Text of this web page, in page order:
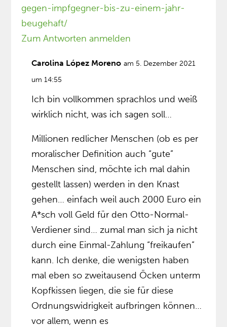
gegen-impfgegner-bis-zu-einem-jahr-
beugehaft/
Zum Antworten anmelden
Carolina López Moreno am 5. Dezember 2021
um 14:55
Ich bin vollkommen sprachlos und weiß
wirklich nicht, was ich sagen soll…
Millionen redlicher Menschen (ob es per
moralischer Definition auch “gute”
Menschen sind, möchte ich mal dahin
gestellt lassen) werden in den Knast
gehen… einfach weil auch 2000 Euro ein
A*sch voll Geld für den Otto-Normal-
Verdiener sind… zumal man sich ja nicht
durch eine Einmal-Zahlung “freikaufen”
kann. Ich denke, die wenigsten haben
mal eben so zweitausend Öcken unterm
Kopfkissen liegen, die sie für diese
Ordnungswidrigkeit aufbringen können…
vor allem, wenn es